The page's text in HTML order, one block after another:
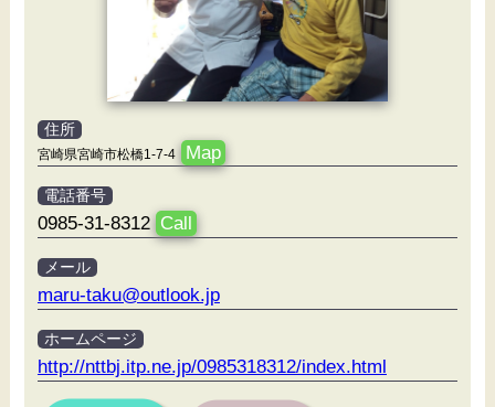
住所
宮崎県宮崎市松橋1-7-4 Map
電話番号
0985-31-8312 Call
メール
maru-taku@outlook.jp
ホームページ
http://nttbj.itp.ne.jp/0985318312/index.html